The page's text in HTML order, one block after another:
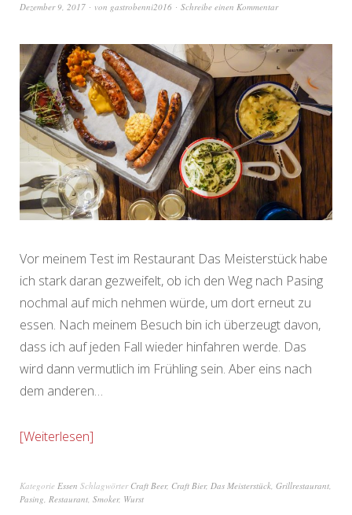
Dezember 9, 2017 von gastrobenni2016 Schreibe einen Kommentar
Vor meinem Test im Restaurant Das Meisterstück habe
ich stark daran gezweifelt, ob ich den Weg nach Pasing
nochmal auf mich nehmen würde, um dort erneut zu
essen. Nach meinem Besuch bin ich überzeugt davon,
dass ich auf jeden Fall wieder hinfahren werde. Das
wird dann vermutlich im Frühling sein. Aber eins nach
dem anderen…
Weiterlesen
Kategorie Essen Schlagwörter Craft Beer, Craft Bier, Das Meisterstück Grillrestaurant
Pasing Restaurant Smoker, Wurst